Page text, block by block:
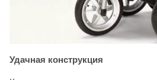
Удачная конструкция